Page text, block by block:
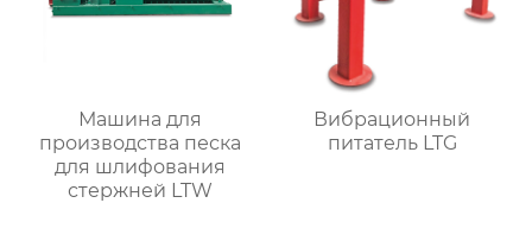
Машина для
производства песка
для шлифования
стержней LTW
Вибрационный
питатель LTG